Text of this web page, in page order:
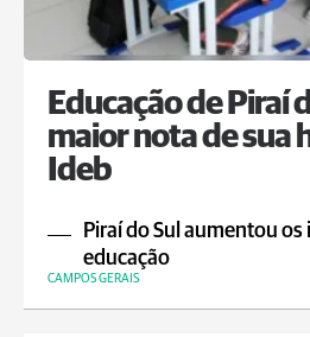
Educação de Piraí
maior nota de sua
Ideb
Piraí do Sul aumentou
educação
CAMPOS GERAIS